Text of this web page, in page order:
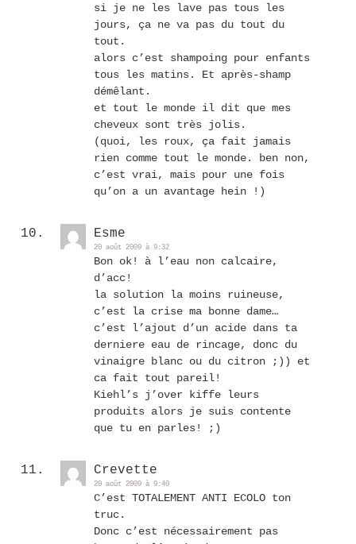
si je ne les lave pas tous les
jours, ça ne va pas du tout du
tout.
alors c’est shampoing pour enfants
tous les matins. Et après-shamp
démêlant.
et tout le monde il dit que mes
cheveux sont très jolis.
(quoi, les roux, ça fait jamais
rien comme tout le monde. ben non,
c’est vrai, mais pour une fois
qu’on a un avantage hein !)
Esme
20 août 2009 à 9:32
Bon ok! à l’eau non calcaire,
d’acc!
la solution la moins ruineuse,
c’est la crise ma bonne dame…
c’est l’ajout d’un acide dans ta
derniere eau de rincage, donc du
vinaigre blanc ou du citron ;)) et
ca fait tout pareil!
Kiehl’s j’over kiffe leurs
produits alors je suis contente
que tu en parles! ;)
Crevette
20 août 2009 à 9:40
C’est TOTALEMENT ANTI ECOLO ton
truc.
Donc c’est nécessairement pas